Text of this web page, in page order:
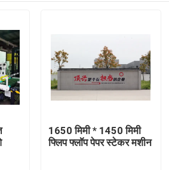
1650 मिमी * 1450 मिमी
फ्लिप फ्लॉप पेपर स्टेकर मशीन